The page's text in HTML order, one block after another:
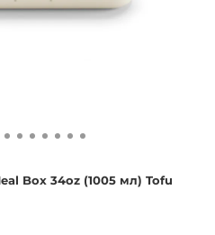
Box 34oz (1005 мл) Tofu